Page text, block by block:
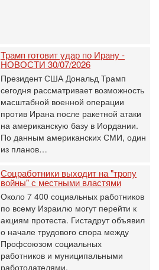
Трамп готовит удар по Ирану -
НОВОСТИ 30/07/2026
Президент США Дональд Трамп
сегодня рассматривает возможность
масштабной военной операции
против Ирана после ракетной атаки
на американскую базу в Иордании.
По данным американских СМИ, один
из планов…
Соцработники выходит на "тропу
войны" с местными властями
Около 7 400 социальных работников
по всему Израилю могут перейти к
акциям протеста. Гистадрут объявил
о начале трудового спора между
Профсоюзом социальных
работников и муниципальными
работодателями.